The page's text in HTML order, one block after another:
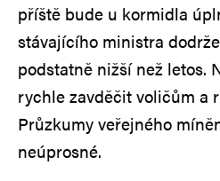
příště bude u kormidla
stávajícího ministra
podstatně nižší než letos.
rychle zavděčit voličům a
Průzkumy veřejného
neúprosné.